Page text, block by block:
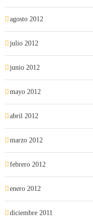
agosto 2012
julio 2012
junio 2012
mayo 2012
abril 2012
marzo 2012
febrero 2012
enero 2012
diciembre 2011